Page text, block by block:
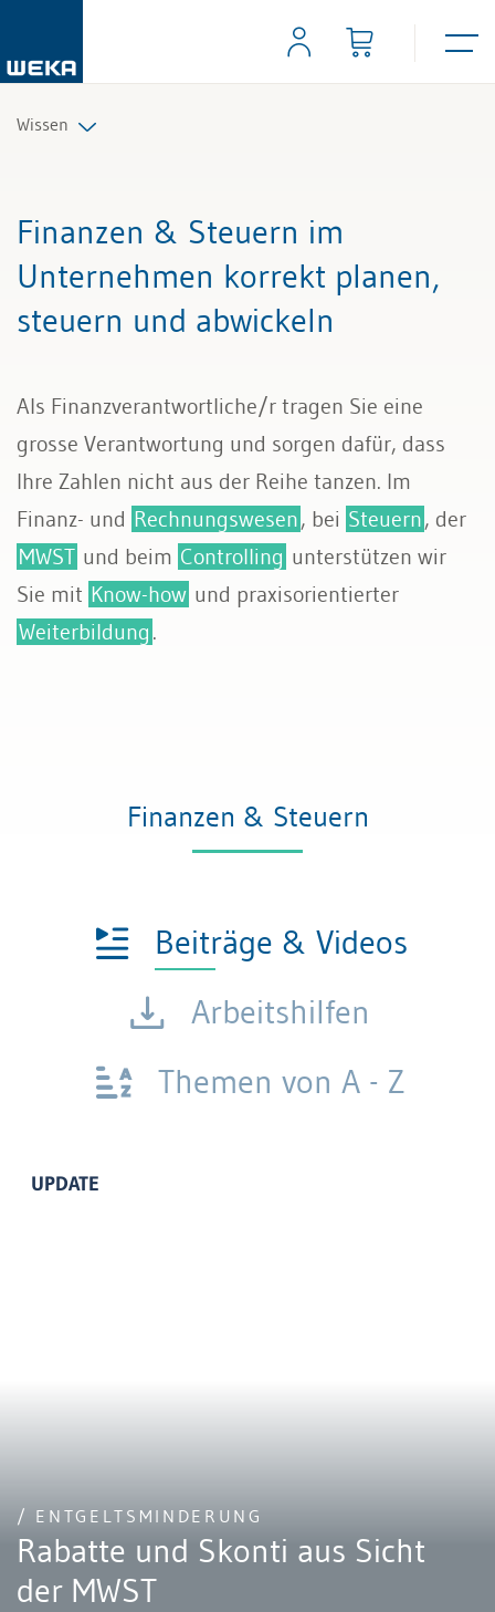
Wissen
Management
Führung & Kompetenzen
Bau & Immobilien
Finanzen & Steuern im
Unternehmen korrekt planen,
steuern und abwickeln
Als Finanzverantwortliche/r tragen Sie eine
grosse Verantwortung und sorgen dafür, dass
Ihre Zahlen nicht aus der Reihe tanzen. Im
Finanz- und Rechnungswesen, bei Steuern, der
MWST und beim Controlling unterstützen wir
Sie mit Know-how und praxisorientierter
Weiterbildung .
Finanzen & Steuern
Beiträge & Videos
Arbeitshilfen
Themen von A - Z
UPDATE
/ ENTGELTSMINDERUNG
Rabatte und Skonti aus Sicht
der MWST